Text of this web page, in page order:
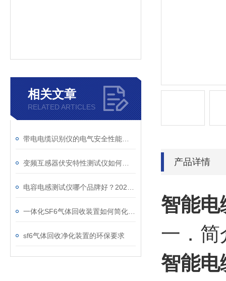
相关文章
RELATED ARTICLES
sf6气体回收净化装置的环保要求
产品详情
智能电
一．简
智能电